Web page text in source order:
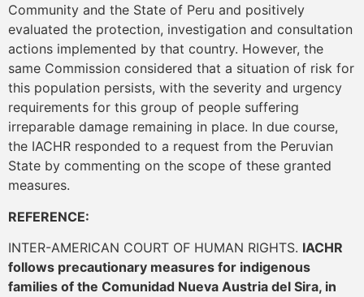
Community and the State of Peru and positively
evaluated the protection, investigation and consultation
actions implemented by that country. However, the
same Commission considered that a situation of risk for
this population persists, with the severity and urgency
requirements for this group of people suffering
irreparable damage remaining in place. In due course,
the IACHR responded to a request from the Peruvian
State by commenting on the scope of these granted
measures.
REFERENCE:
INTER-AMERICAN COURT OF HUMAN RIGHTS. IACHR
follows precautionary measures for indigenous
families of the Comunidad Nueva Austria del Sira, in